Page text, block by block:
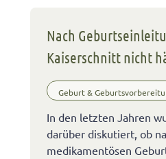
Nach
Kaiserschnitt nicht
Geburt &
In den letzten Jahren
darüber diskutiert, ob
medikamentösen